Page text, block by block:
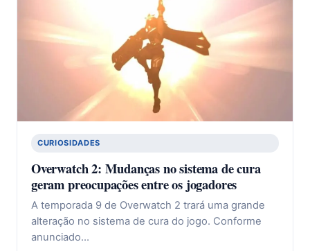
CURIOSIDADES
Overwatch 2: Mudanças no sistema de cura
geram preocupações entre os jogadores
A temporada 9 de Overwatch 2 trará uma grande
alteração no sistema de cura do jogo. Conforme
anunciado…